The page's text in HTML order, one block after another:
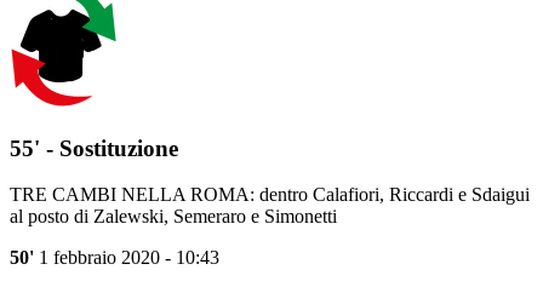
55' - Sostituzione
TRE CAMBI NELLA ROMA: dentro Calafiori, Riccardi e Sdaigui
al posto di Zalewski, Semeraro e Simonetti
50' 1 febbraio 2020 - 10:43